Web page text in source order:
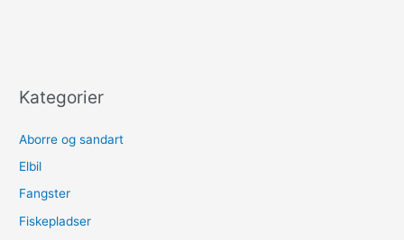
Kategorier
Aborre og sandart
Elbil
Fangster
Fiskepladser